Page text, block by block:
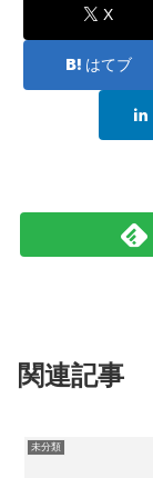
X
はてブ
関連記事
未分類